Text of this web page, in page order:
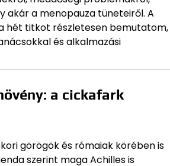
akár a menopauza tüneteiről. A
hét titkot részletesen bemutatom,
és alkalmazási
a cickafark
görögök és rómaiak körében is
szerint maga Achilles is